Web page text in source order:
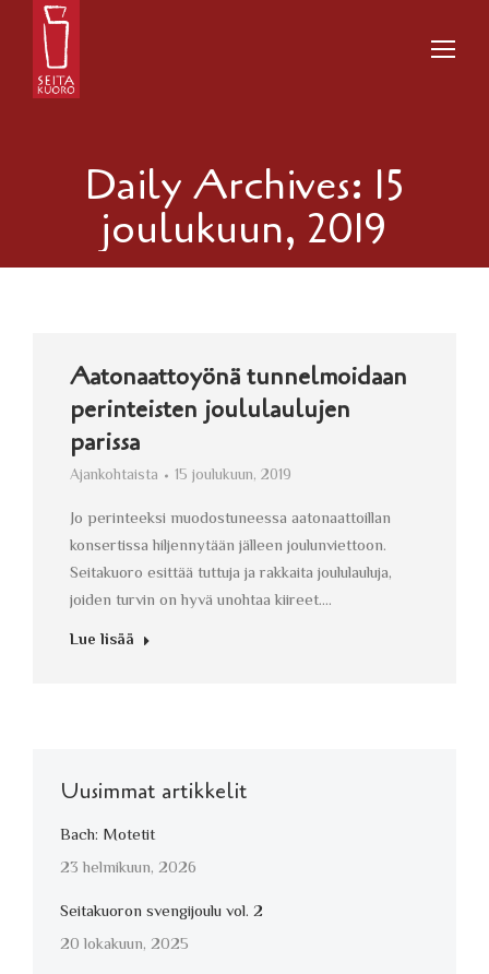
Daily Archives: 15
joulukuun, 2019
Aatonaattoyönä tunnelmoidaan
perinteisten joululaulujen
parissa
Ajankohtaista 15 joulukuun, 2019
Jo perinteeksi muodostuneessa aatonaattoillan
konsertissa hiljennytään jälleen joulunviettoon.
Seitakuoro esittää tuttuja ja rakkaita joululauluja,
joiden turvin on hyvä unohtaa kiireet.…
Lue lisää
Uusimmat artikkelit
Bach: Motetit
23 helmikuun, 2026
Seitakuoron svengijoulu vol. 2
20 lokakuun, 2025